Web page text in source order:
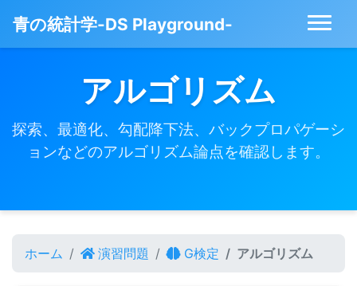
青の統計学-DS Playground-
アルゴリズム
探索、最適化、勾配降下法、バックプロパゲーシ
ョンなどのアルゴリズム論点を確認します。
ホーム 演習問題 G検定 アルゴリズム